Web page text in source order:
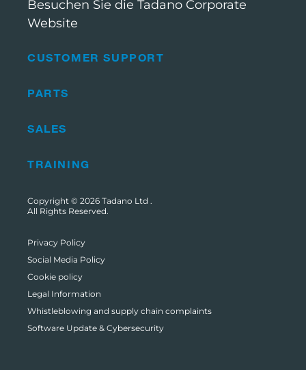
CUSTOMER SUPPORT
PARTS
SALES
TRAINING
Besuchen Sie die Tadano Corporate
Website
Copyright © 2026 Tadano Ltd .
All Rights Reserved.
Privacy Policy
Social Media Policy
Cookie policy
Legal Information
Whistleblowing and supply chain complaints
Software Update & Cybersecurity